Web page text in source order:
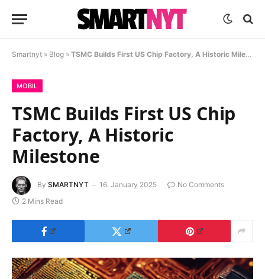
Smartnyt » Blog » TSMC Builds First US Chip Factory, A Historic Milestone
MOBIL
TSMC Builds First US Chip
Factory, A Historic
Milestone
By SMARTNYT 16. January 2025
No Comments
2 Mins Read